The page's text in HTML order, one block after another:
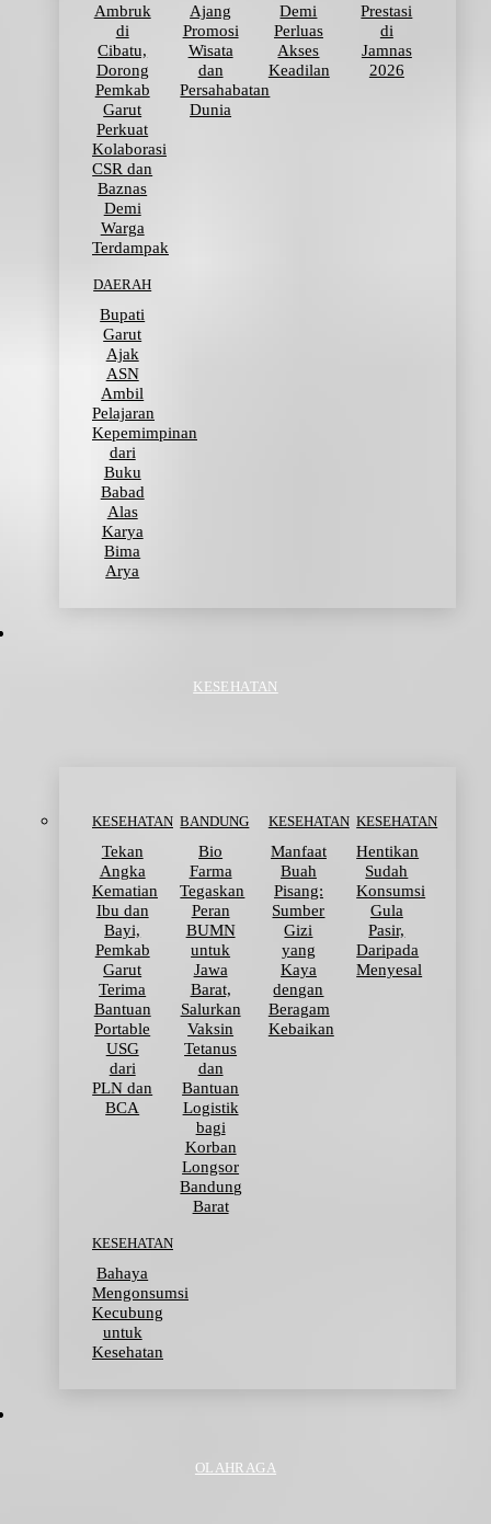
Ambruk
di
Cibatu,
Dorong
Pemkab
Garut
Perkuat
Kolaborasi
CSR dan
Baznas
Demi
Warga
Terdampak
Ajang
Promosi
Wisata
dan
Persahabatan
Dunia
Demi
Perluas
Akses
Keadilan
Prestasi
di
Jamnas
2026
DAERAH
Bupati
Garut
Ajak
ASN
Ambil
Pelajaran
Kepemimpinan
dari
Buku
Babad
Alas
Karya
Bima
Arya
KESEHATAN
KESEHATAN
Tekan
Angka
Kematian
Ibu dan
Bayi,
Pemkab
Garut
Terima
Bantuan
Portable
USG
dari
PLN dan
BCA
BANDUNG
Bio
Farma
Tegaskan
Peran
BUMN
untuk
Jawa
Barat,
Salurkan
Vaksin
Tetanus
dan
Bantuan
Logistik
bagi
Korban
Longsor
Bandung
Barat
KESEHATAN
Manfaat
Buah
Pisang:
Sumber
Gizi
yang
Kaya
dengan
Beragam
Kebaikan
KESEHATAN
Hentikan
Sudah
Konsumsi
Gula
Pasir,
Daripada
Menyesal
KESEHATAN
Bahaya
Mengonsumsi
Kecubung
untuk
Kesehatan
OLAHRAGA